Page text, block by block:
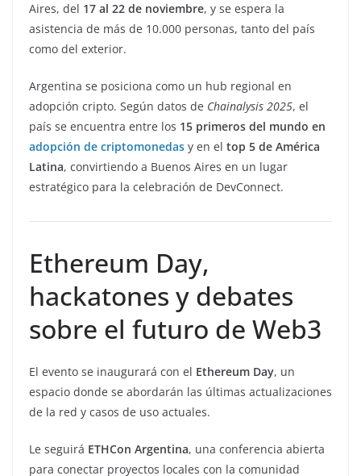
Aires, del 17 al 22 de noviembre, y se espera la
asistencia de más de 10.000 personas, tanto del país
como del exterior.
Argentina se posiciona como un hub regional en
adopción cripto. Según datos de Chainalysis 2025, el
país se encuentra entre los 15 primeros del mundo en
adopción de criptomonedas y en el top 5 de América
Latina, convirtiendo a Buenos Aires en un lugar
estratégico para la celebración de DevConnect.
Ethereum Day,
hackatones y debates
sobre el futuro de Web3
El evento se inaugurará con el Ethereum Day, un
espacio donde se abordarán las últimas actualizaciones
de la red y casos de uso actuales.
Le seguirá ETHCon Argentina, una conferencia abierta
para conectar proyectos locales con la comunidad